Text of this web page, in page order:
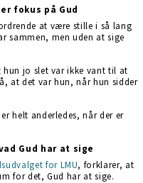
fokus på Gud
at være stille i så lang
sammen, men uden at sige
hun jo slet var ikke vant til at
at det var hun, når hun sidder
helt anderledes, når der er
Gud har at sige
for LMU, forklarer, at
for det, Gud har at sige.